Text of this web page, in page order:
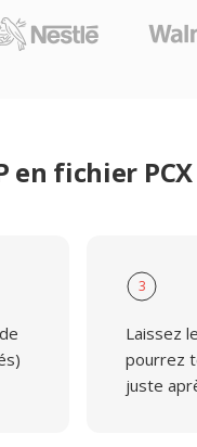
fichier PCX
3
Laissez
pourrez
juste